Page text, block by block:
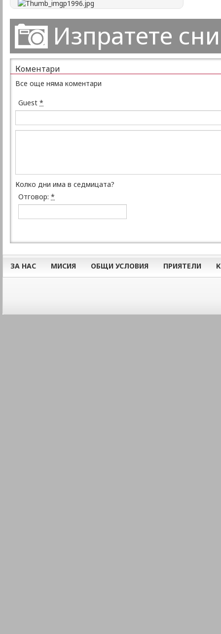
Изпратете
Коментари
Все още няма коментари
Guest *
Колко дни има в седмицата?
Отговор: *
ЗА НАС МИСИЯ ОБЩИ УСЛОВИЯ ПРИЯТЕЛИ